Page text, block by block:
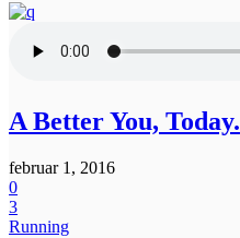
A Better You, Today.
februar 1, 2016
0
3
Running